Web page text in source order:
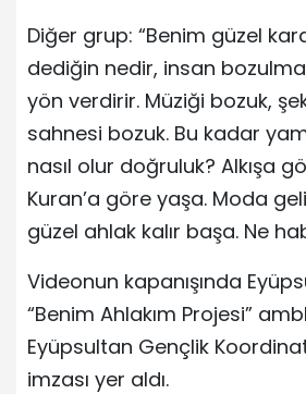
Diğer grup: “Benim güzel
dediğin nedir, insan
yön verdirir. Müziği bozuk,
sahnesi bozuk. Bu kadar
nasıl olur doğruluk? Alkışa
Kuran’a göre yaşa. Moda
güzel ahlak kalır başa. Ne
Videonun kapanışında
“Benim Ahlakım Projesi”
Eyüpsultan Gençlik
imzası yer aldı.